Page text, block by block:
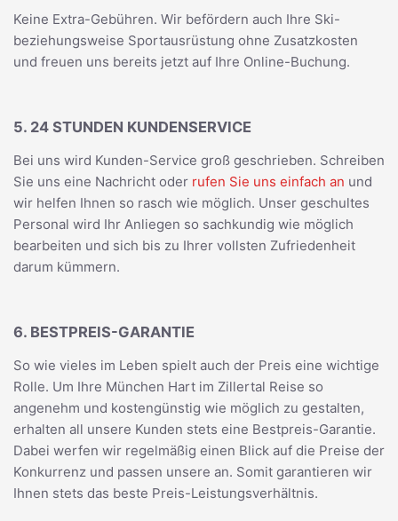
Keine Extra-Gebühren. Wir befördern auch Ihre Ski-
beziehungsweise Sportausrüstung ohne Zusatzkosten
und freuen uns bereits jetzt auf Ihre Online-Buchung.
5. 24 STUNDEN KUNDENSERVICE
Bei uns wird Kunden-Service groß geschrieben. Schreiben
Sie uns eine Nachricht oder rufen Sie uns einfach an und
wir helfen Ihnen so rasch wie möglich. Unser geschultes
Personal wird Ihr Anliegen so sachkundig wie möglich
bearbeiten und sich bis zu Ihrer vollsten Zufriedenheit
darum kümmern.
6. BESTPREIS-GARANTIE
So wie vieles im Leben spielt auch der Preis eine wichtige
Rolle. Um Ihre München Hart im Zillertal Reise so
angenehm und kostengünstig wie möglich zu gestalten,
erhalten all unsere Kunden stets eine Bestpreis-Garantie.
Dabei werfen wir regelmäßig einen Blick auf die Preise der
Konkurrenz und passen unsere an. Somit garantieren wir
Ihnen stets das beste Preis-Leistungsverhältnis.